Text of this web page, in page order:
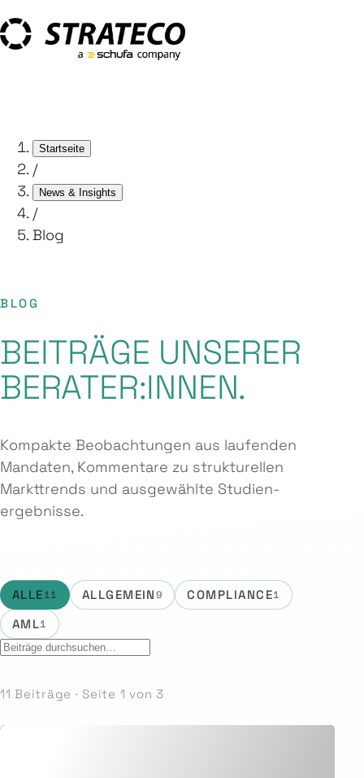
Startseite
/
News & Insights
/
Blog
BLOG
BEITRÄGE UNSERER
BERATER:INNEN.
Kompakte Beobachtungen aus laufenden
Mandaten, Kommentare zu strukturellen
Markttrends und ausgewählte Studien­
ergebnisse.
ALLE11 ALLGEMEIN9 COMPLIANCE1
AML1
11 Beiträge · Seite 1 von 3